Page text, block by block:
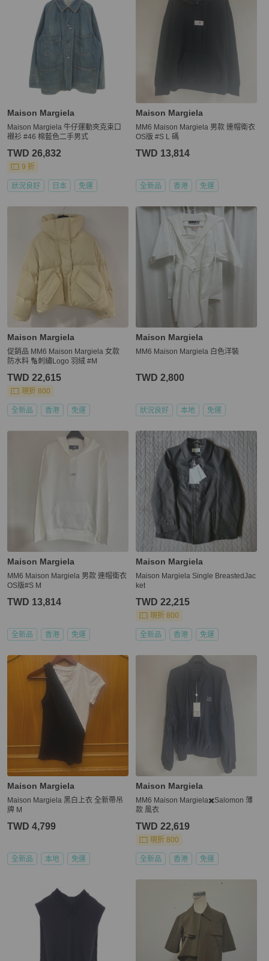
Maison Margiela
Maison Margiela 牛仔運動夾克束口
襯衫 #46 棉藍色二手男式
TWD 26,832
9 折
狀況良好 日本 免運
Maison Margiela
MM6 Maison Margiela 男款 連帽衛衣
OS版 #S L 碼
TWD 13,814
全新品 香港 免運
Maison Margiela
促銷品 MM6 Maison Margiela 女款
防水料 🔢刺繡Logo 羽絨 #M
TWD 22,615
現折 800
全新品 香港 免運
Maison Margiela
MM6 Maison Margiela 白色洋裝
TWD 2,800
狀況良好 本地 免運
Maison Margiela
MM6 Maison Margiela 男款 連帽衛衣
OS版#S M
TWD 13,814
全新品 香港 免運
Maison Margiela
Maison Margiela Single BreastedJac
ket
TWD 22,215
現折 800
全新品 香港 免運
Maison Margiela
Maison Margiela 黑白上衣 全新帶吊
牌 M
TWD 4,799
全新品 本地 免運
Maison Margiela
MM6 Maison Margiela✖️Salomon 薄
款 風衣
TWD 22,619
現折 800
全新品 香港 免運